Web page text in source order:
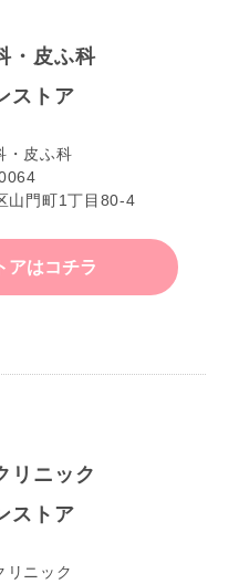
・皮ふ科
ストア
・皮ふ科
山門町1丁目80-4
アはコチラ
リニック
ストア
リニック